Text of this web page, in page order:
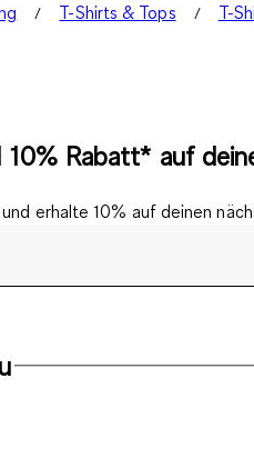
T-Shirts & Tops T-
Rabatt* auf
erhalte 10% auf deinen